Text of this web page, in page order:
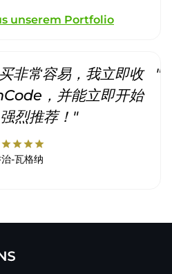
unserem Portfolio
非常容易，我立即收
，并能立即开始
烈推荐！"
starstarstarstar
-瓦格纳
"